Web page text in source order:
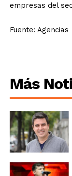
empresas del
Fuente: Agencias
Más